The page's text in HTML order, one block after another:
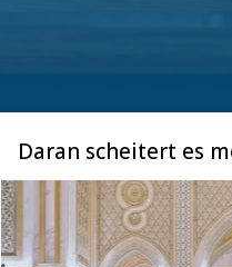
Daran scheitert es